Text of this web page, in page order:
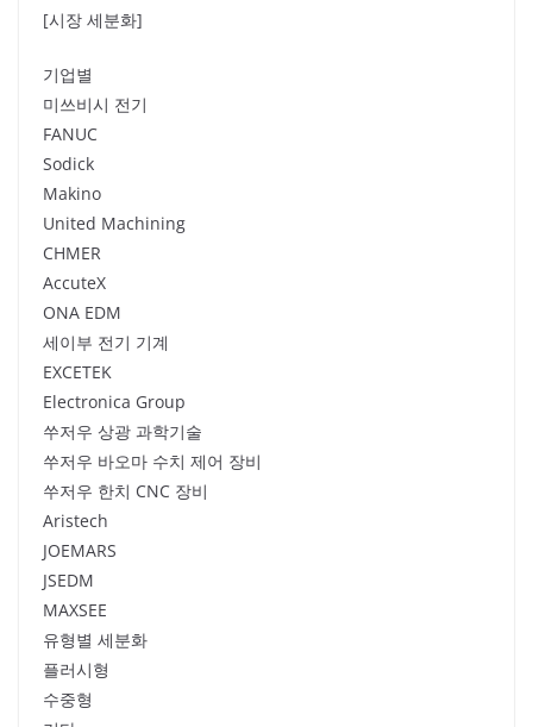
[시장 세분화]
기업별
미쓰비시 전기
FANUC
Sodick
Makino
United Machining
CHMER
AccuteX
ONA EDM
세이부 전기 기계
EXCETEK
Electronica Group
쑤저우 상광 과학기술
쑤저우 바오마 수치 제어 장비
쑤저우 한치 CNC 장비
Aristech
JOEMARS
JSEDM
MAXSEE
유형별 세분화
플러시형
수중형